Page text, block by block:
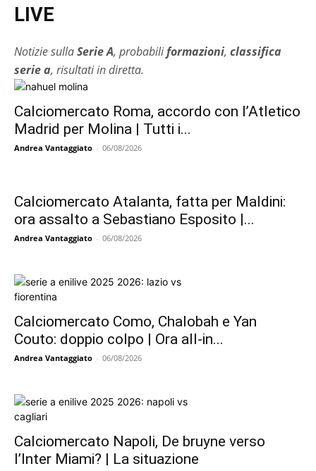
LIVE
Notizie sullaSerie A, probabiliformazioni, classifica
serie a, risultati in diretta.
Calciomercato Roma, accordo con l’Atletico
Madrid per Molina | Tutti i...
Andrea Vantaggiato - 06/08/2026
Calciomercato Atalanta, fatta per Maldini:
ora assalto a Sebastiano Esposito |...
Andrea Vantaggiato - 06/08/2026
Calciomercato Como, Chalobah e Yan
Couto: doppio colpo | Ora all-in...
Andrea Vantaggiato - 06/08/2026
Calciomercato Napoli, De bruyne verso
l’Inter Miami? | La situazione